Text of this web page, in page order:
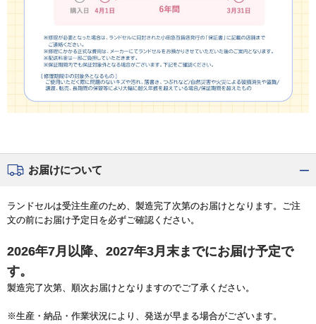
お届けについて
ランドセルは受注生産のため、製造完了次第のお届けとなります。ご注
文の前にお届け予定日を必ずご確認ください。
2026年7月以降、2027年3月末までにお届け予定で
す。
製造完了次第、順次お届けとなりますのでご了承ください。
※生産・納品・作業状況により、発送が早まる場合がございます。